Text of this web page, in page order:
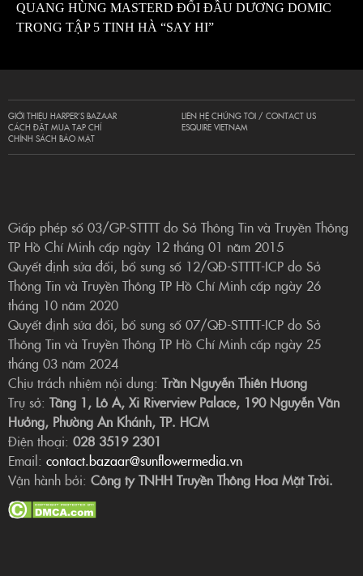
QUANG HÙNG MASTERD ĐỐI ĐẦU DƯƠNG DOMIC
TRONG TẬP 5 TINH HÀ “SAY HI”
GIỚI THIỆU HARPER’S BAZAAR
CÁCH ĐẶT MUA TẠP CHÍ
CHÍNH SÁCH BẢO MẬT
LIÊN HỆ CHÚNG TÔI / CONTACT US
ESQUIRE VIETNAM
Giấp phép số 03/GP-STTTT do Sở Thông Tin và Truyền Thông
TP Hồ Chí Minh cấp ngày 12 tháng 01 năm 2015
Quyết định sửa đổi, bổ sung số 12/QĐ-STTTT-ICP do Sở
Thông Tin và Truyền Thông TP Hồ Chí Minh cấp ngày 26
tháng 10 năm 2020
Quyết định sửa đổi, bổ sung số 07/QĐ-STTTT-ICP do Sở
Thông Tin và Truyền Thông TP Hồ Chí Minh cấp ngày 25
tháng 03 năm 2024
Chịu trách nhiệm nội dung: Trần Nguyễn Thiên Hương
Trụ sở: Tầng 1, Lô A, Xi Riverview Palace, 190 Nguyễn Văn
Hưởng, Phường An Khánh, TP. HCM
Điện thoại: 028 3519 2301
Email: contact.bazaar@sunflowermedia.vn
Vận hành bởi: Công ty TNHH Truyền Thông Hoa Mặt Trời.